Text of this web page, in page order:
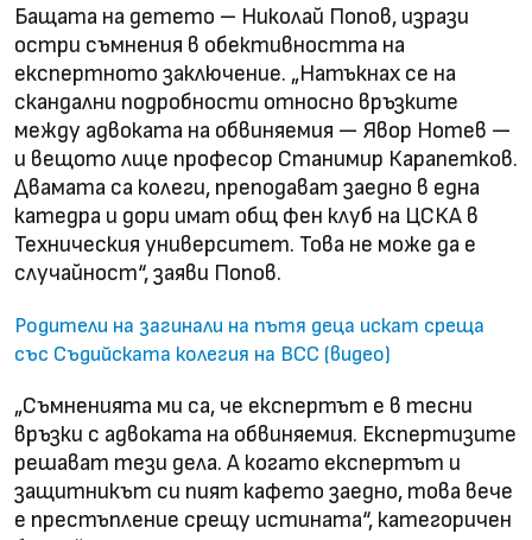
Бащата на детето – Николай Попов, изрази
остри съмнения в обективността на
експертното заключение. „Натъкнах се на
скандални подробности относно връзките
между адвоката на обвиняемия — Явор Нотев —
и вещото лице професор Станимир Карапетков.
Двамата са колеги, преподават заедно в една
катедра и дори имат общ фен клуб на ЦСКА в
Техническия университет. Това не може да е
случайност“, заяви Попов.
Родители на загинали на пътя деца искат среща
със Съдийската колегия на ВСС (видео)
„Съмненията ми са, че експертът е в тесни
връзки с адвоката на обвиняемия. Експертизите
решават тези дела. А когато експертът и
защитникът си пият кафето заедно, това вече
е престъпление срещу истината“, категоричен